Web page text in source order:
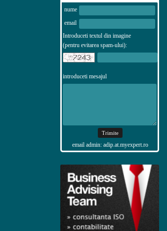
nume
email
Introduceti textul din imagine
(pentru evitarea spam-ului):
introduceti mesajul
email admin: adip.at.myexpert.ro